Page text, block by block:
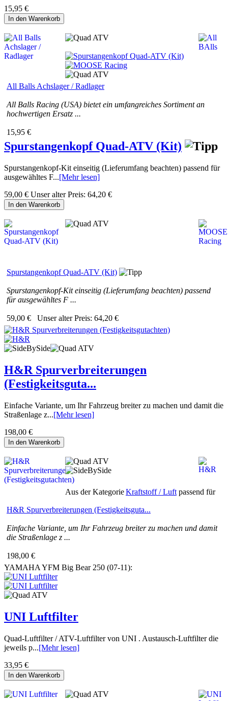
15,95 €
In den Warenkorb
All Balls Achslager / Radlager
All Balls Racing (USA) bietet ein umfangreiches Sortiment an
hochwertigen Ersatz ...
15,95 €
Spurstangenkopf Quad-ATV (Kit)
Spurstangenkopf-Kit einseitig (Lieferumfang beachten) passend für
ausgewähltes F...[Mehr lesen]
59,00 € Unser alter Preis: 64,20 €
In den Warenkorb
Spurstangenkopf Quad-ATV (Kit)
Spurstangenkopf-Kit einseitig (Lieferumfang beachten) passend
für ausgewähltes F ...
59,00 € Unser alter Preis: 64,20 €
H&R Spurverbreiterungen
(Festigkeitsguta...
Einfache Variante, um Ihr Fahrzeug breiter zu machen und damit die
Straßenlage z...[Mehr lesen]
198,00 €
In den Warenkorb
H&R Spurverbreiterungen (Festigkeitsguta...
Einfache Variante, um Ihr Fahrzeug breiter zu machen und damit
die Straßenlage z ...
198,00 €
Aus der KategorieKraftstoff / Luft passend für
YAMAHA YFM Big Bear 250 (07-11):
UNI Luftfilter
Quad-Luftfilter / ATV-Luftfilter von UNI . Austausch-Luftfilter die
jeweils p...[Mehr lesen]
33,95 €
In den Warenkorb